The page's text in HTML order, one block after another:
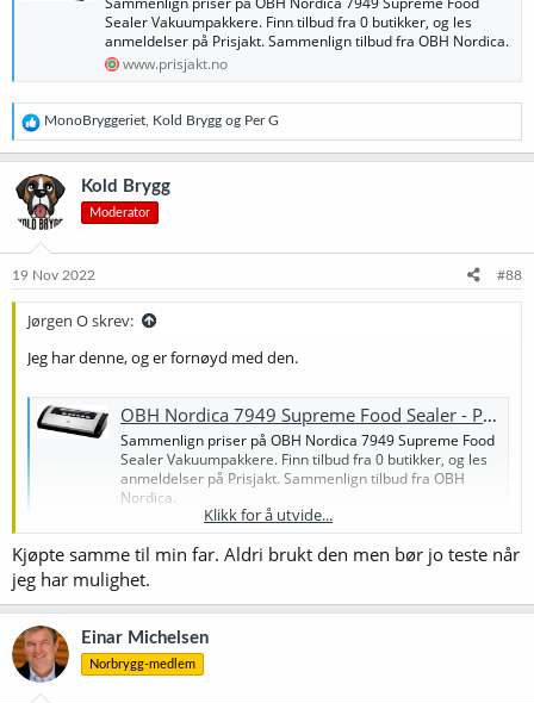
Sealer Vakuumpakkere. Finn tilbud fra 0 butikker, og les
anmeldelser på Prisjakt. Sammenlign tilbud fra OBH Nordica.
www.prisjakt.no
R
e
a
k
s
j
o
e
MonoBryggeriet Kold Brygg og Per G
Kold Brygg
Moderator
19 Nov 2022 #88
Jørgen O skrev:
Jeg har denne, og er fornøyd med den.
OBH Nordica 7949 Supreme Food Sealer - Prisjakt
Sammenlign priser på OBH Nordica 7949 Supreme Food
Sealer Vakuumpakkere. Finn tilbud fra 0 butikker, og les
anmeldelser på Prisjakt. Sammenlign tilbud fra OBH
Nordica.
www.prisjakt.noKlikk for å utvide...
Kjøpte samme til min far. Aldri brukt den men bør jo teste når
jeg har mulighet.
Einar Michelsen
Norbrygg-medlem